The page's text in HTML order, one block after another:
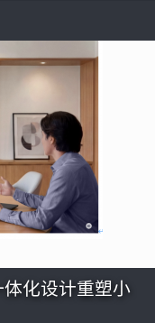
化设计重塑小